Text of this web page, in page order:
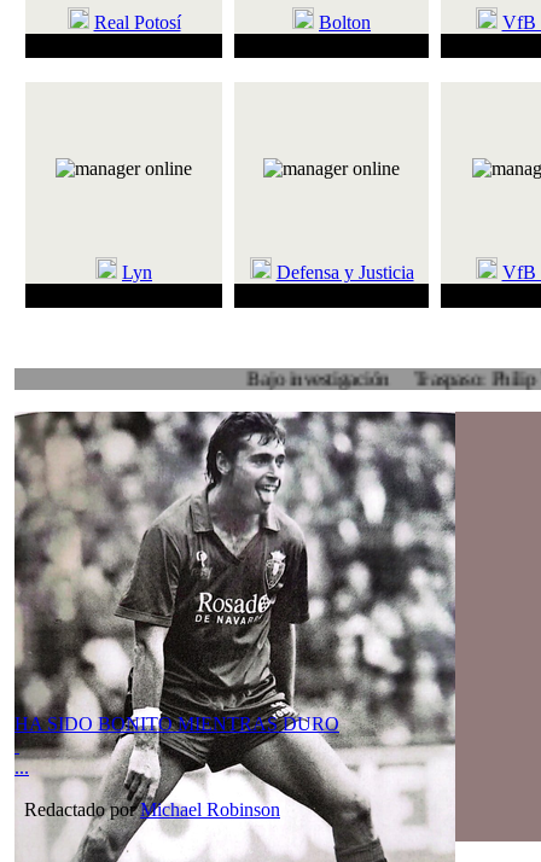
Real Potosí Bolton
VfB
Lyn Defensa y Justicia
VfB
Bajo investigación Traspaso: Philip
HA SIDO BONITO MIENTRAS DURO
...
Redactado porMichael Robinson